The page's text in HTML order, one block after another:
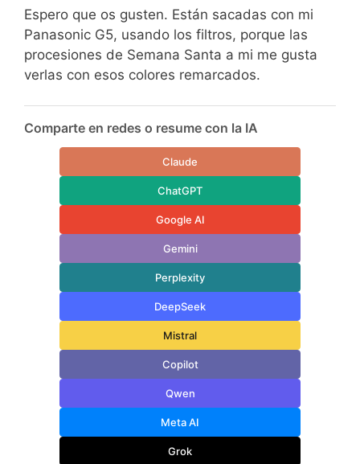
Espero que os gusten. Están sacadas con mi
Panasonic G5, usando los filtros, porque las
procesiones de Semana Santa a mi me gusta
verlas con esos colores remarcados.
Comparte en redes o resume con la IA
Claude
ChatGPT
Google AI
Gemini
Perplexity
DeepSeek
Mistral
Copilot
Qwen
Meta AI
Grok